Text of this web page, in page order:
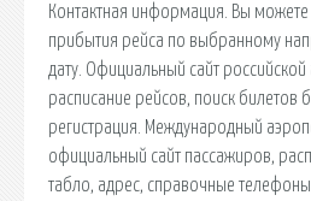
Контактная информация. Вы можете
прибытия рейса по выбранному
дату. Официальный сайт
расписание рейсов, поиск билетов
регистрация. Международный
официальный сайт пассажиров,
табло, адрес, справочные